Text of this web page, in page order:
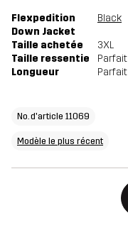
Flexpedition
Down Jacket
Black
Taille achetée
3XL
Taille ressentie
Parfait
Longueur
Parfait
No. d'article 11069
Modèle le plus récent